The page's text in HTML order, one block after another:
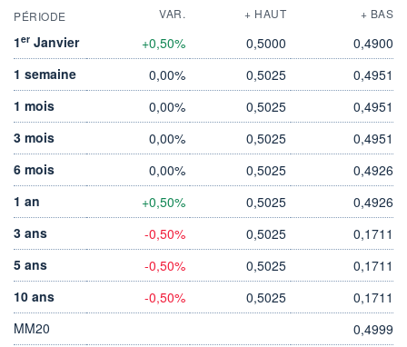
PÉRIODE VAR. + HAUT + BAS
1er Janvier +0,50% 0,5000
0,4900
1 semaine
0,00% 0,5025
0,4951
1 mois
0,00% 0,5025
0,4951
3 mois
0,00% 0,5025
0,4951
6 mois
0,00% 0,5025
0,4926
1 an
+0,50% 0,5025
0,4926
3 ans
-0,50% 0,5025
0,1711
5 ans
-0,50% 0,5025
0,1711
10 ans
-0,50% 0,5025
0,1711
MM20
0,4999